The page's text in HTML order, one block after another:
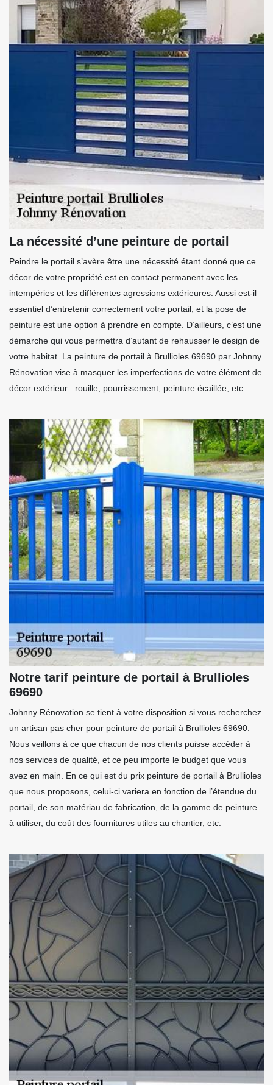
La nécessité d’une peinture de portail
Peindre le portail s’avère être une nécessité étant donné que ce
décor de votre propriété est en contact permanent avec les
intempéries et les différentes agressions extérieures. Aussi est-il
essentiel d’entretenir correctement votre portail, et la pose de
peinture est une option à prendre en compte. D’ailleurs, c’est une
démarche qui vous permettra d’autant de rehausser le design de
votre habitat. La peinture de portail à Brullioles 69690 par Johnny
Rénovation vise à masquer les imperfections de votre élément de
décor extérieur : rouille, pourrissement, peinture écaillée, etc.
Notre tarif peinture de portail à Brullioles
69690
Johnny Rénovation se tient à votre disposition si vous recherchez
un artisan pas cher pour peinture de portail à Brullioles 69690.
Nous veillons à ce que chacun de nos clients puisse accéder à
nos services de qualité, et ce peu importe le budget que vous
avez en main. En ce qui est du prix peinture de portail à Brullioles
que nous proposons, celui-ci variera en fonction de l’étendue du
portail, de son matériau de fabrication, de la gamme de peinture
à utiliser, du coût des fournitures utiles au chantier, etc.